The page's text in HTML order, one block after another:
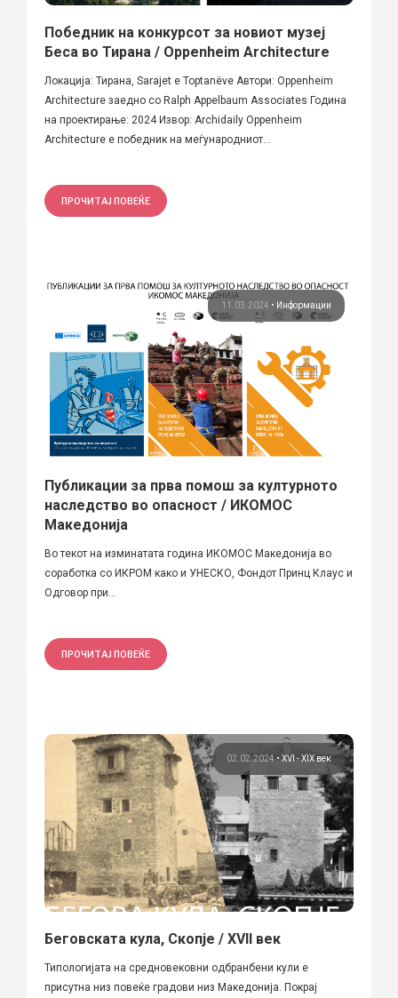
Победник на конкурсот за новиот музеј
Беса во Тирана / Oppenheim Architecture
Локација: Тирана, Sarajet e Toptanëve Автори: Oppenheim
Architecture заедно со Ralph Appelbaum Associates Година
на проектирање: 2024 Извор: Archidaily Oppenheim
Architecture е победник на меѓународниот...
ПРОЧИТАЈ ПОВЕЌЕ
11.03.2024 • Информации
Публикации за прва помош за културното
наследство во опасност / ИКОМОС
Македонија
Во текот на изминатата година ИКОМОС Македонија во
соработка со ИКРОМ како и УНЕСКО, Фондот Принц Клаус и
Одговор при...
ПРОЧИТАЈ ПОВЕЌЕ
02.02.2024•XVI - XIX век
Беговската кула, Скопје / XVII век
Типологијата на средновековни одбранбени кули е
присутна низ повеќе градови низ Македонија. Покрај